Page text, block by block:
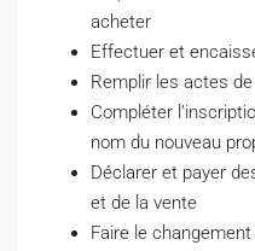
acheter
Effectuer et
Remplir les actes
Compléter
nom du nouveau
Déclarer et payer
et de la vente
Faire le